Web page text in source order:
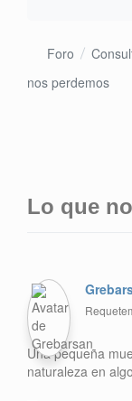
Foro
nos perdemos
Lo que
Una pequeña
naturaleza en